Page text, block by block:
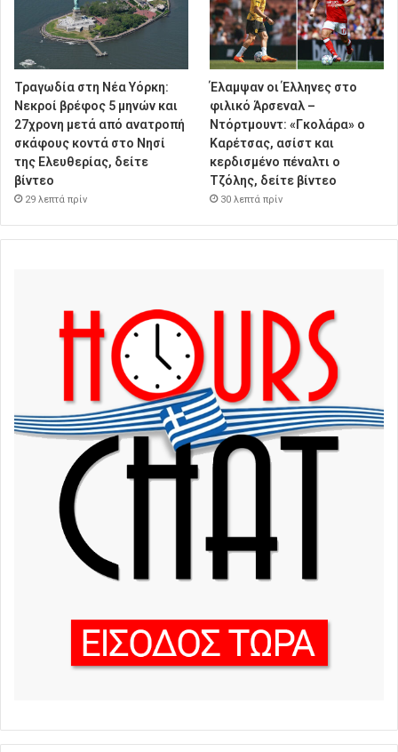
Τραγωδία στη Νέα Υόρκη:
Νεκροί βρέφος 5 μηνών και
27χρονη μετά από ανατροπή
σκάφους κοντά στο Νησί
της Ελευθερίας, δείτε
βίντεο
29 λεπτά πρίν
Έλαμψαν οι Έλληνες στο
φιλικό Άρσεναλ –
Ντόρτμουντ: «Γκολάρα» ο
Καρέτσας, ασίστ και
κερδισμένο πέναλτι ο
Τζόλης, δείτε βίντεο
30 λεπτά πρίν